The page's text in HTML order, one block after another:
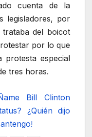
cuenta de la
legisladores, por
del boicot
por lo que
especial
tres horas.
Bill Clinton
¿Quién dijo